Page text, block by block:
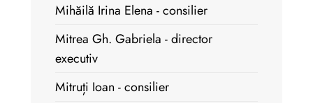
Mihăilă Irina Elena - consilier
Mitrea Gh. Gabriela - director
executiv
Mitruți Ioan - consilier